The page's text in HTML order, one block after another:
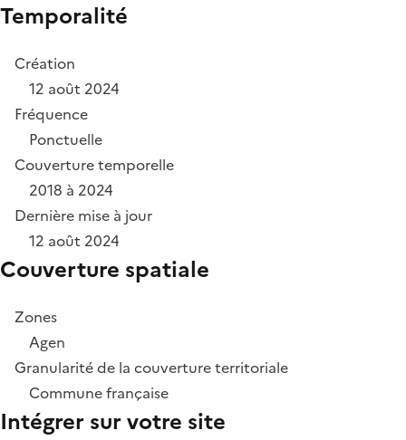
Temporalité
Création
12 août 2024
Fréquence
Ponctuelle
Couverture temporelle
2018 à 2024
Dernière mise à jour
12 août 2024
Couverture spatiale
Zones
Agen
Granularité de la couverture territoriale
Commune française
Intégrer sur votre site